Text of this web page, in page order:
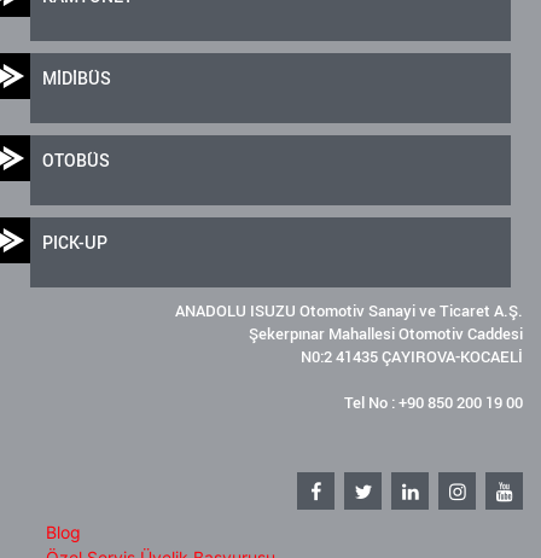
MİDİBÜS
OTOBÜS
PICK-UP
ANADOLU ISUZU Otomotiv Sanayi ve Ticaret A.Ş.
Şekerpınar Mahallesi Otomotiv Caddesi
N0:2 41435 ÇAYIROVA-KOCAELİ
Tel No : +90 850 200 19 00
Blog